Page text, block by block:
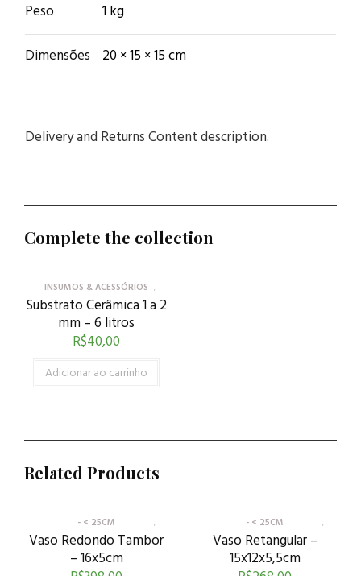
Peso 1 kg
Dimensões 20 × 15 × 15 cm
Delivery and Returns Content description.
Complete the collection
INSUMOS & ACESSÓRIOS
Substrato Cerâmica 1 a 2
mm – 6 litros
R$40,00
Adicionar ao carrinho
Related Products
- < 25CM
Vaso Redondo Tambor
– 16x5cm
- < 25CM
Vaso Retangular –
15x12x5,5cm